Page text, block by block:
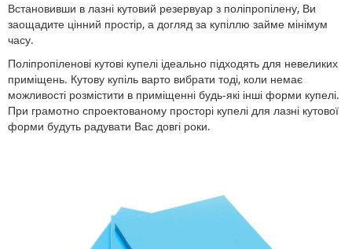
Встановивши в лазні кутовий резервуар з поліпропілену, Ви
заощадите цінний простір, а догляд за купіллю займе мінімум
часу.
Поліпропіленові кутові купелі ідеально підходять для невеликих
приміщень. Кутову купіль варто вибрати тоді, коли немає
можливості розмістити в приміщенні будь-які інші форми купелі.
При грамотно спроектованому просторі купелі для лазні кутової
форми будуть радувати Вас довгі роки.